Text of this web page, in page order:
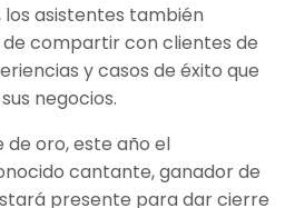
asistentes también
compartir con clientes de
y casos de éxito que
negocios.
oro, este año el
cantante, ganador de
presente para dar cierre